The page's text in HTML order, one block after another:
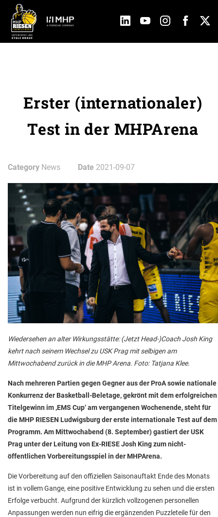
Erster (internationaler)
Test in der MHPArena
Category News Date 2021-09-07
Wiedersehen an alter Wirkungsstätte: (Jetzt Head-)Coach Josh King
kehrt nach seinem Wechsel zu USK Prag mit selbigen am
Mittwochabend zurück in die MHP Arena. Foto: Tatjana Klee.
Nach mehreren Partien gegen Gegner aus der ProA sowie nationale
Konkurrenz der Basketball-Beletage, gekrönt mit dem erfolgreichen
Titelgewinn im ‚EMS Cup‘ am vergangenen Wochenende, steht für
die MHP RIESEN Ludwigsburg der erste internationale Test auf dem
Programm. Am Mittwochabend (8. September) gastiert der USK
Prag unter der Leitung von Ex-RIESE Josh King zum nicht-
öffentlichen Vorbereitungsspiel in der MHPArena.
Die Vorbereitung auf den offiziellen Saisonauftakt Ende des Monats
ist in vollem Gange, eine positive Entwicklung zu sehen und die ersten
Erfolge verbucht. Aufgrund der kürzlich vollzogenen personellen
Anpassungen werden nun eifrig die ergänzenden Puzzleteile für den